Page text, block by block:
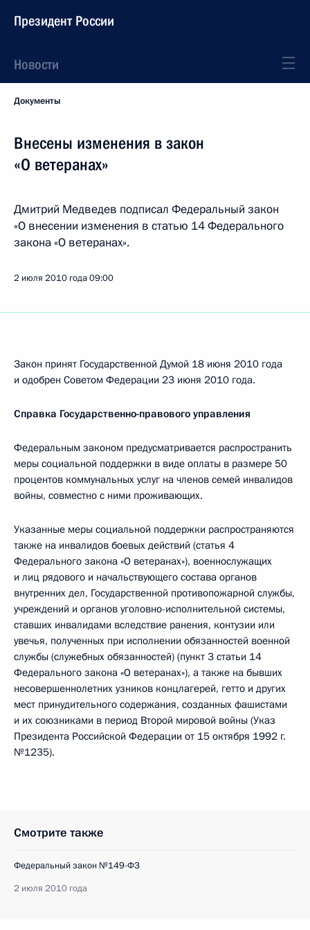
Президент России
Новости
Документы
Внесены изменения в закон
«О ветеранах»
Дмитрий Медведев подписал Федеральный закон
«О внесении изменения в статью 14 Федерального
закона «О ветеранах».
2 июля 2010 года09:00
Закон принят Государственной Думой 18 июня 2010 года
и одобрен Советом Федерации 23 июня 2010 года.
Справка Государственно-правового управления
Федеральным законом предусматривается распространить
меры социальной поддержки в виде оплаты в размере 50
процентов коммунальных услуг на членов семей инвалидов
войны, совместно с ними проживающих.
Указанные меры социальной поддержки распространяются
также на инвалидов боевых действий (статья 4
Федерального закона «О ветеранах»), военнослужащих
и лиц рядового и начальствующего состава органов
внутренних дел, Государственной противопожарной службы,
учреждений и органов уголовно-исполнительной системы,
ставших инвалидами вследствие ранения, контузии или
увечья, полученных при исполнении обязанностей военной
службы (служебных обязанностей) (пункт 3 статьи 14
Федерального закона «О ветеранах»), а также на бывших
несовершеннолетних узников концлагерей, гетто и других
мест принудительного содержания, созданных фашистами
и их союзниками в период Второй мировой войны (Указ
Президента Российской Федерации от 15 октября 1992 г.
№1235).
Смотрите также
Федеральный закон №149-ФЗ
2 июля 2010 года